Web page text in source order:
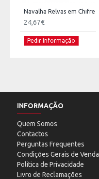
Navalha Relvas em Chifre
24,67€
Pedir Informação
INFORMAÇÃO
Quem Somos
Contactos
Perguntas Frequentes
Condições Gerais de Venda
Politica de Privacidade
Livro de Reclamações